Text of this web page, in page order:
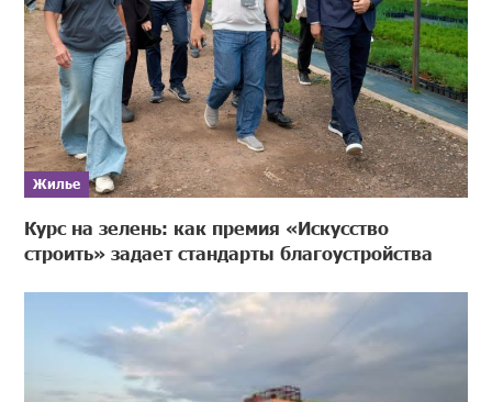
Жилье
Курс на зелень: как премия «Искусство
строить» задает стандарты благоустройства